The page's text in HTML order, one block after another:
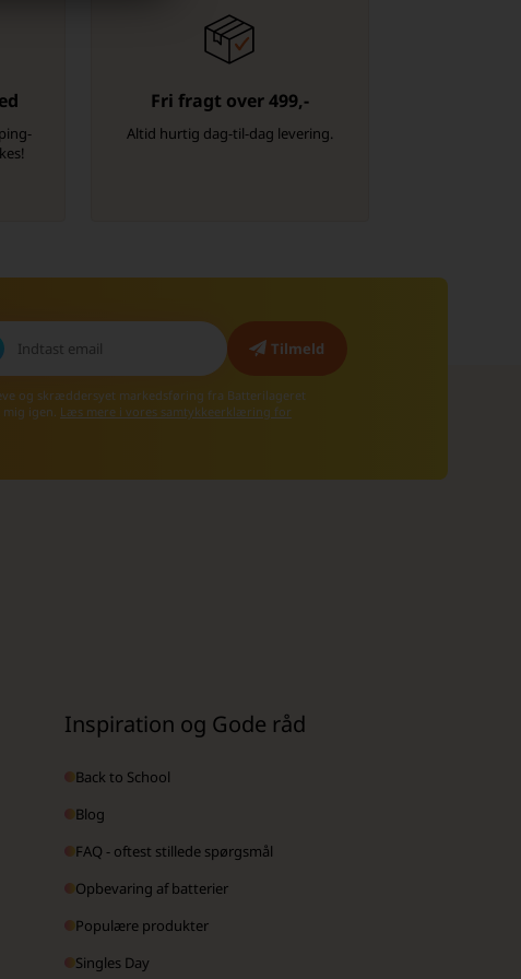
Fri fragt over 499,-
Altid hurtig dag-til-dag levering.
og skræddersyet markedsføring fra Batterilageret
igen. Læs mere i vores samtykkeerklæring for
Inspiration og Gode råd
Back to School
Blog
FAQ - oftest stillede spørgsmål
Opbevaring af batterier
Populære produkter
Singles Day